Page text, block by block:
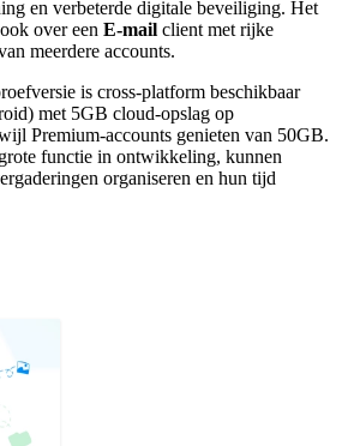
en verbeterde digitale beveiliging. Het
over een E-mail client met rijke
meerdere accounts.
is cross-platform beschikbaar
met 5GB cloud-opslag op
Premium-accounts genieten van 50GB.
functie in ontwikkeling, kunnen
organiseren en hun tijd